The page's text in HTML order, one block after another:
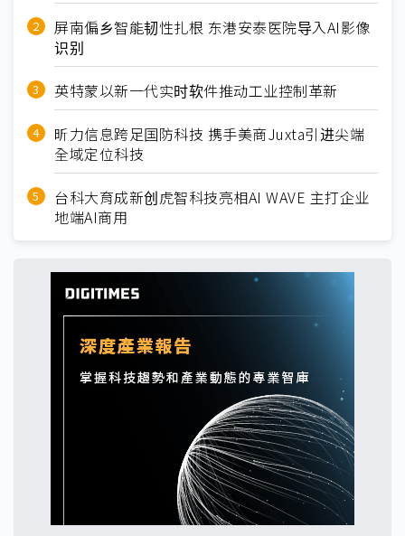
屏南偏乡智能韧性扎根 东港安泰医院导入AI影像
识别
英特蒙以新一代实时软件推动工业控制革新
昕力信息跨足国防科技 携手美商Juxta引进尖端
全域定位科技
台科大育成新创虎智科技亮相AI WAVE 主打企业
地端AI商用